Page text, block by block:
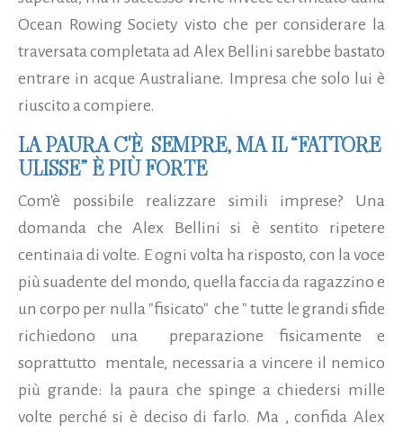
Ocean Rowing Society visto che per considerare la
traversata completata ad Alex Bellini sarebbe bastato
entrare in acque Australiane. Impresa che solo lui è
riuscito a compiere.
LA PAURA C'È SEMPRE, MA IL “FATTORE
ULISSE” È PIÙ FORTE
Com'è possibile realizzare simili imprese? Una
domanda che Alex Bellini si è sentito ripetere
centinaia di volte. E ogni volta ha risposto, con la voce
più suadente del mondo, quella faccia da ragazzino e
un corpo per nulla "fisicato" che " tutte le grandi sfide
richiedono una preparazione fisicamente e
soprattutto mentale, necessaria a vincere il nemico
più grande: la paura che spinge a chiedersi mille
volte perché si è deciso di farlo. Ma , confida Alex